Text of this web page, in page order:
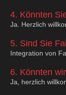
4. Könnten
Ja. Herzlich
5. Sind Sie
Integration von
6. Könnten
Ja, herzlich